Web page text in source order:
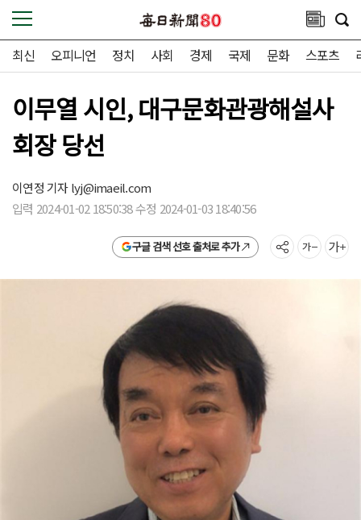
최신 오피니언 정치 사회 경제 국제 문화 스포츠
이무열 시인, 대구문화관광해설사
회장 당선
이연정 기자lyj@imaeil.com
입력 2024-01-02 18:50:38 수정 2024-01-03 18:40:56
구글 검색 선호 출처로 추가